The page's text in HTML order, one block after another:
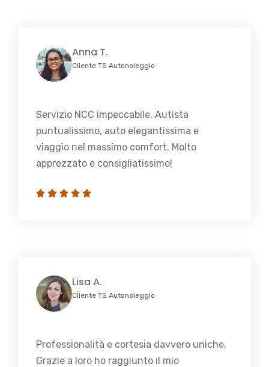
Anna T.
Cliente TS Autonoleggio
Servizio NCC impeccabile. Autista
puntualissimo, auto elegantissima e
viaggio nel massimo comfort. Molto
apprezzato e consigliatissimo!
Lisa A.
Cliente TS Autonoleggio
Professionalità e cortesia davvero uniche.
Grazie a loro ho raggiunto il mio